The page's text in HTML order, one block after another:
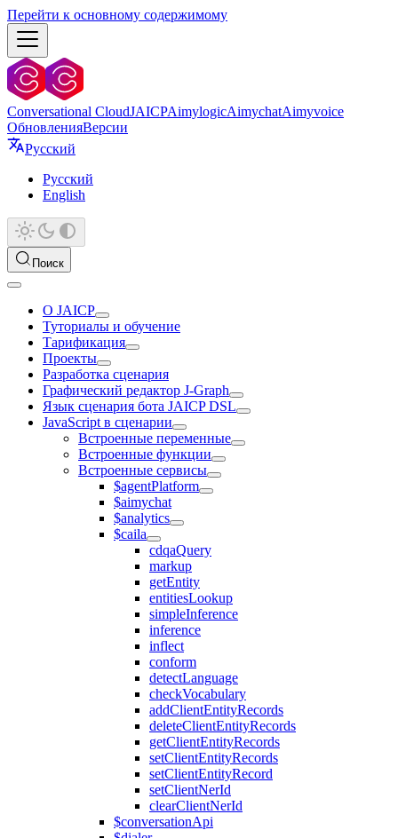
Перейти к основному содержимому
Conversational CloudJAICPAimylogicAimychatAimyvoice
ОбновленияВерсии
Русский
Русский
English
Поиск
О JAICP
Туториалы и обучение
Тарификация
Проекты
Разработка сценария
Графический редактор J‑Graph
Язык сценария бота JAICP DSL
JavaScript в сценарии
Встроенные переменные
Встроенные функции
Встроенные сервисы
$agentPlatform
$aimychat
$analytics
$caila
cdqaQuery
markup
getEntity
entitiesLookup
simpleInference
inference
inflect
conform
detectLanguage
checkVocabulary
addClientEntityRecords
deleteClientEntityRecords
getClientEntityRecords
setClientEntityRecords
setClientEntityRecord
setClientNerId
clearClientNerId
$conversationApi